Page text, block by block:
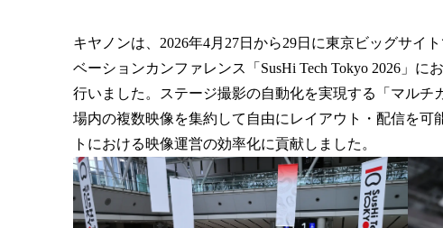
キヤノンは、2026年4月27日から29日に東京ビッグサイ
ベーションカンファレンス「SusHi Tech Tokyo 2026」
行いました。ステージ撮影の自動化を実現する「マル
場内の複数映像を集約して自由にレイアウト・配信を
トにおける映像運営の効率化に貢献しました。